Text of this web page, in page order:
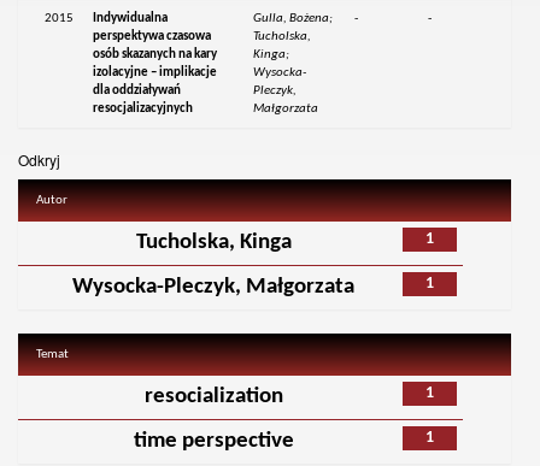
2015
Indywidualna
perspektywa czasowa
osób skazanych na kary
izolacyjne – implikacje
dla oddziaływań
resocjalizacyjnych
Gulla, Bożena;
Tucholska,
Kinga;
Wysocka-
Pleczyk,
Małgorzata
- -
Odkryj
Autor
1
Tucholska, Kinga
1
Wysocka-Pleczyk, Małgorzata
Temat
1
resocialization
1
time perspective